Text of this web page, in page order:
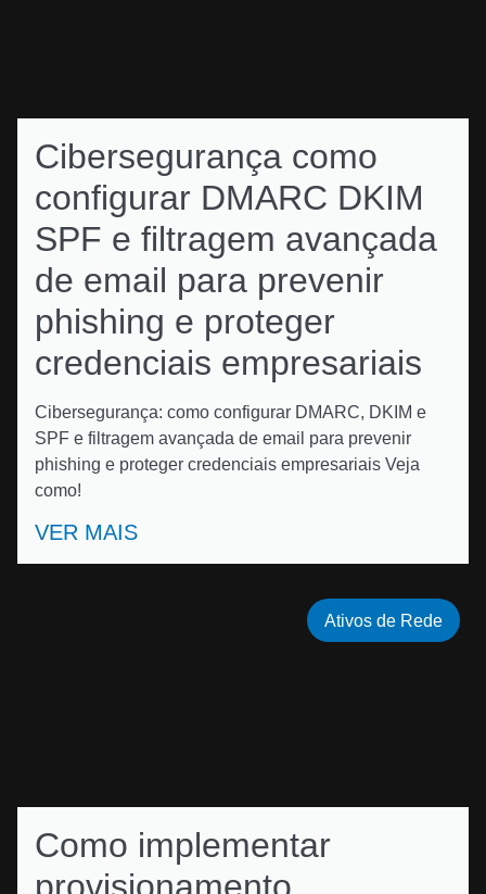
Cibersegurança como
configurar DMARC DKIM
SPF e filtragem avançada
de email para prevenir
phishing e proteger
credenciais empresariais
Cibersegurança: como configurar DMARC, DKIM e
SPF e filtragem avançada de email para prevenir
phishing e proteger credenciais empresariais Veja
como!
VER MAIS
Como implementar
Ativos de Rede